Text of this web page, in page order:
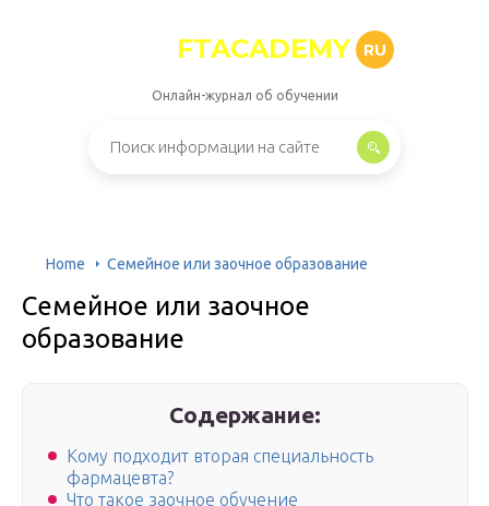
FTACADEMY RU
Онлайн-журнал об обучении
Home Семейное или заочное образование
Семейное или заочное
образование
Содержание:
Кому подходит вторая специальность
фармацевта?
Что такое заочное обучение